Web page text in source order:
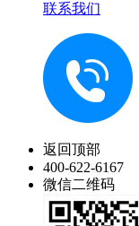
联系我们
返回顶部
400-622-6167
微信二维码